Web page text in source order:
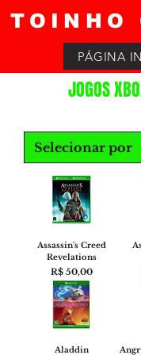
TOINHO
PÁGINA
JOGOS
Assassin's Creed
Revelations
Preço
R$ 50,00
Aladdin